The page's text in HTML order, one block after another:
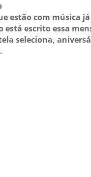
estão com música
escrito essa
seleciona,